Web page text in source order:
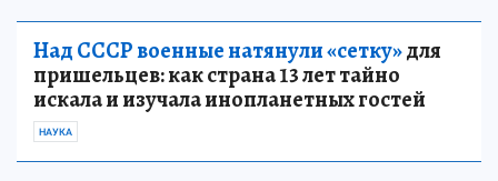
Над СССР военные натянули «сетку»для
пришельцев: как страна 13 лет тайно
искала и изучала инопланетных гостей
НАУКА